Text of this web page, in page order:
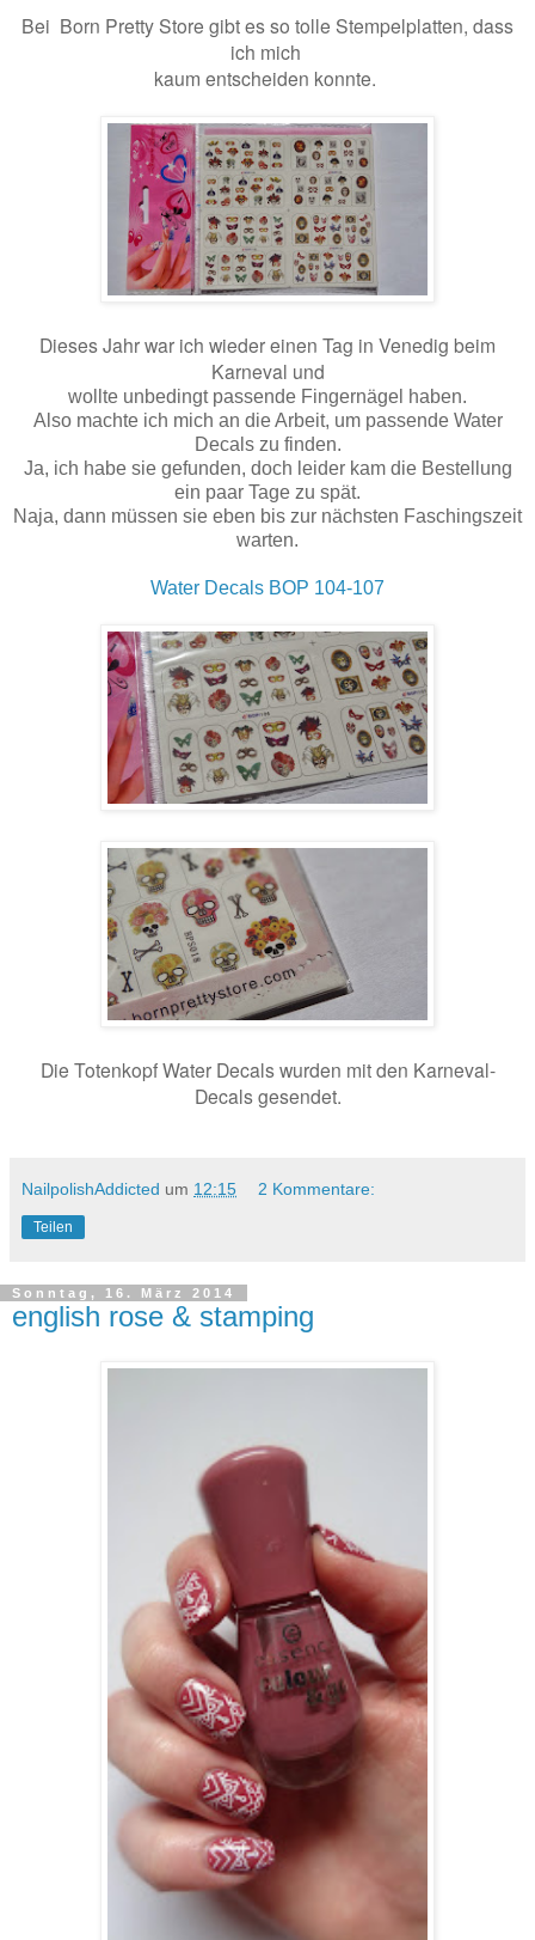
Bei Born Pretty Store gibt es so tolle Stempelplatten, dass
ich mich
kaum entscheiden konnte.
Dieses Jahr war ich wieder einen Tag in Venedig beim
Karneval und
wollte unbedingt passende Fingernägel haben.
Also machte ich mich an die Arbeit, um passende Water
Decals zu finden.
Ja, ich habe sie gefunden, doch leider kam die Bestellung
ein paar Tage zu spät.
Naja, dann müssen sie eben bis zur nächsten Faschingszeit
warten.
Water Decals BOP 104-107
Die Totenkopf Water Decals wurden mit den Karneval-
Decals gesendet.
NailpolishAddicted um 12:15 2 Kommentare:
Teilen
Sonntag, 16. März 2014
english rose & stamping